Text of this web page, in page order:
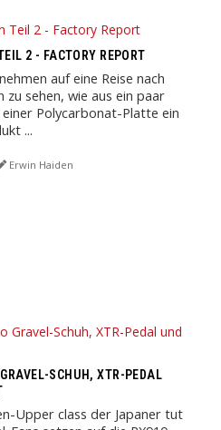
2 - FACTORY REPORT
auf eine Reise nach
zu sehen, wie aus ein paar
einer Polycarbonat-Platte ein
...
Erwin Haiden
SCHUH, XTR-PEDAL
Upper class der Japaner tut